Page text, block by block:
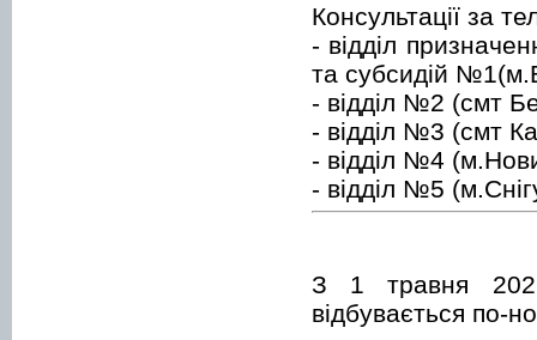
Консультації за
- відділ
та субсидій
- відділ №2 (смт
- відділ №3 (смт
- відділ №4
- відділ №5
З 1 травня
відбувається по-